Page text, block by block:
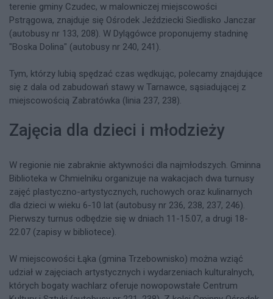
terenie gminy Czudec, w malowniczej miejscowości
Pstrągowa, znajduje się Ośrodek Jeździecki Siedlisko Janczar
(autobusy nr 133, 208). W Dylągówce proponujemy stadninę
"Boska Dolina" (autobusy nr 240, 241).
Tym, którzy lubią spędzać czas wędkując, polecamy znajdujące
się z dala od zabudowań stawy w Tarnawce, sąsiadującej z
miejscowością Zabratówka (linia 237, 238).
Zajęcia dla dzieci i młodzieży
W regionie nie zabraknie aktywności dla najmłodszych. Gminna
Biblioteka w Chmielniku organizuje na wakacjach dwa turnusy
zajęć plastyczno-artystycznych, ruchowych oraz kulinarnych
dla dzieci w wieku 6-10 lat (autobusy nr 236, 238, 237, 246).
Pierwszy turnus odbędzie się w dniach 11-15.07, a drugi 18-
22.07 (zapisy w bibliotece).
W miejscowości Łąka (gmina Trzebownisko) można wziąć
udział w zajęciach artystycznych i wydarzeniach kulturalnych,
których bogaty wachlarz oferuje nowopowstałe Centrum